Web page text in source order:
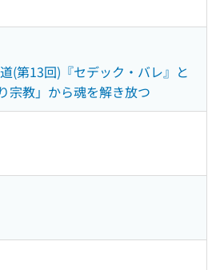
(第13回)『セデック・バレ』と
宗教」から魂を解き放つ